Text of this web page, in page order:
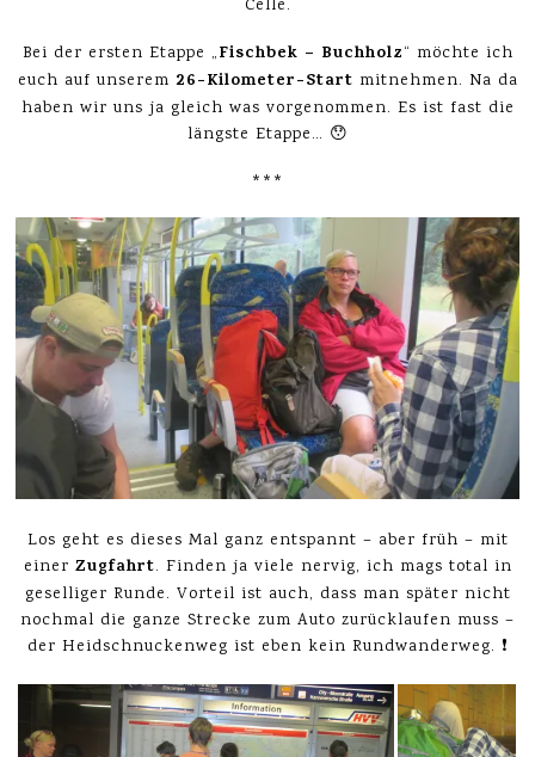
Celle.
Bei der ersten Etappe „Fischbek – Buchholz“ möchte ich
euch auf unserem 26-Kilometer-Start mitnehmen. Na da
haben wir uns ja gleich was vorgenommen. Es ist fast die
längste Etappe… 😯
***
Los geht es dieses Mal ganz entspannt – aber früh – mit
einer Zugfahrt. Finden ja viele nervig, ich mags total in
geselliger Runde. Vorteil ist auch, dass man später nicht
nochmal die ganze Strecke zum Auto zurücklaufen muss –
der Heidschnuckenweg ist eben kein Rundwanderweg. ❗